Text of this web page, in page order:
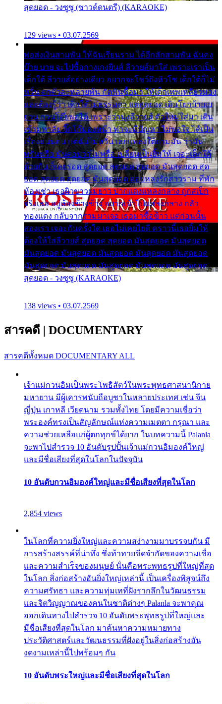
สุดยอด - วงซูซู (ซาวด์ดนตรี) (KARAOKE)
129 views • 03.07.2569
พ่อส่งเงินสามพัน ให้ฉันเรียนราม ได้อีกสักสามพัน ฉันคง
บ๊าย บาย จะไปซื้อกางเกงยีนส์ ลีวายส์มาใส่ เพราะเราเป็น
เด็กใต้ ลีวายส์อย่างเดียว อยากจะโชว์ถึงหิวโซ เด็กใต้ก็ไม่
หวั่น ตกตัวละหลายพัน กัดฟันซื้อมา ให้เด็กเทพเหลียวมอง
และต้องรู้ว่า เด็กใต้ไม่ธรรมดา แต่สุดยอด เดินโยกย้ายเย
ยวน กวนโอ๊ยพอได้ เพราะว่านุ่งลีวายส์ ตัวใหม่ใส่มา เดิน
เข้ามหาลัย จิ๊กโก๊มองหน้า ท่าจะมีปัญหา ไม่พอใจ ได้เป็น
เรื่องแน่นอน แต่ฉันไม่หวั่น เลยแหลงใต้ถามมัน ว่ามัน
พรั่นพรือ มันตอบว่าไม่พรื่อ เปลี่ยนเป็นยิ้มให้ เจอะเด็กใต้
ด้วยกัน ก็เลยรอด สุดยอด สุดยอด สุดยอด มันสุดยอด สุด
ยอด สุดยอด สุดยอด มันสุดยอด แอบหลงรักสาวราม ที่พัก
ห้องเช่า เธอผิวขาวผมยาว ปากแดงแหลงกลาง ถูกสเป็ก
จริงเธอ อยู่ห้องข้างข้าง อยากเข้าไปแหลงกลาง กลัว
ทองแดง กลับจากรามมาเจอ เธอมาซื้อข้าว แต่ก่อนนั้น
สองเรา เจอะกันครั้งใด เธอไม่เคยไยดี คราวนี้เธอยิ้มให้
ต้องให้ใส่ลีวายส์ สุดยอด สุดยอด มันสุดยอด มันสุดยอด
มันสุดยอด มันสุดยอด มันสุดยอด มันสุดยอด มันสุดยอด
มันสุดยอด มันสุดยอด มันสุดยอด มันสุดยอด มันสุดยอด
สุดยอด - วงซูซู (KARAOKE)
138 views • 03.07.2569
สารคดี | DOCUMENTARY
สารคดีทั้งหมด DOCUMENTARY ALL
เจ้าแม่กวนอิมเป็นพระโพธิสัตว์ในพระพุทธศาสนานิกาย
มหายาน มีผู้เคารพนับถือบูชาในหลายประเทศ เช่น จีน
ญี่ปุ่น เกาหลี เวียดนาม รวมทั้งไทย โดยมีความเชื่อว่า
พระองค์ทรงเป็นสัญลักษณ์แห่งความเมตตา กรุณา และ
ความช่วยเหลือแก่ผู้ตกทุกข์ได้ยาก ในบทความนี้ Palanla
จะพาไปสำรวจ 10 อันดับรูปปั้นเจ้าแม่กวนอิมองค์ใหญ่
และมีชื่อเสียงที่สุดในโลกในปัจจุบัน
10 อันดับกวนอิมองค์ใหญ่และมีชื่อเสียงที่สุดในโลก
2,854 views
ในโลกที่ความยิ่งใหญ่และความสง่างามมาบรรจบกัน มี
การสร้างสรรค์ที่น่าทึ่ง ซึ่งท้าทายขีดจำกัดของความเชื่อ
และความสำเร็จของมนุษย์ นั่นคือพระพุทธรูปที่ใหญ่ที่สุด
ในโลก สิ่งก่อสร้างอันยิ่งใหญ่เหล่านี้ เป็นเครื่องพิสูจน์ถึง
ความศรัทธา และความทุ่มเทที่ฝังรากลึกในวัฒนธรรม
และจิตวิญญาณของคนในชาติต่างๆ Palanla จะพาคุณ
ออกเดินทางไปสำรวจ 10 อันดับพระพุทธรูปที่ใหญ่และ
มีชื่อเสียงที่สุดในโลก มาค้นหาความหมายทาง
ประวัติศาสตร์และวัฒนธรรมที่ฝังอยู่ในสิ่งก่อสร้างอัน
งดงามเหล่านี้ไปพร้อมๆ กัน
10 อันดับพระใหญ่และมีชื่อเสียงที่สุดในโลก